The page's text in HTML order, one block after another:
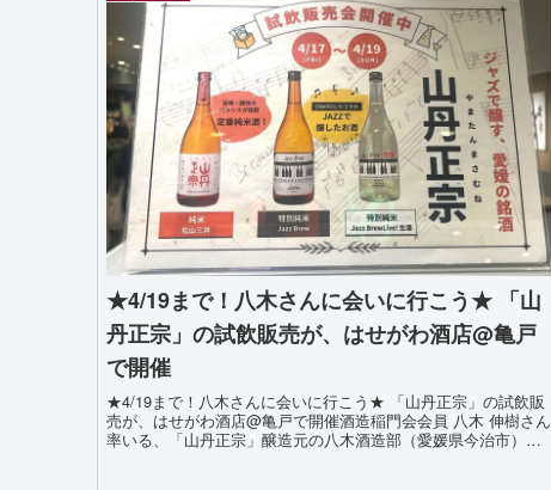
★4/19まで！八木さんに会いに行こう★ 「山
丹正宗」の試飲販売が、はせがわ酒店@亀戸
で開催
★4/19まで！八木さんに会いに行こう★ 「山丹正宗」の試飲販
売が、はせがわ酒店@亀戸で開催酒造稲門会会員 八木 伸樹さん
率いる、「山丹正宗」醸造元の八木酒造部（愛媛県今治市）